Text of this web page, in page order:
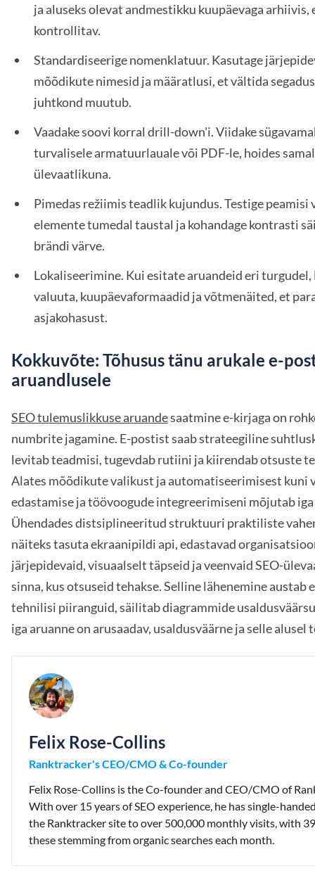
ja aluseks olevat andmestikku kuupäevaga arhiivis,
kontrollitav.
Standardiseerige nomenklatuur. Kasutage
mõõdikute nimesid ja määratlusi, et vältida
juhtkond muutub.
Vaadake soovi korral drill-down'i. Viidake
turvalisele armatuurlauale või PDF-le, hoides
ülevaatlikuna.
Pimedas režiimis teadlik kujundus. Testige peamisi
elemente tumedal taustal ja kohandage kontrasti
brändi värve.
Lokaliseerimine. Kui esitate aruandeid eri
valuuta, kuupäevaformaadid ja võtmenäited, et
asjakohasust.
Kokkuvõte: Tõhusus tänu arukale e-
aruandlusele
SEO tulemuslikkuse aruandesaatmine e-kirjaga on
numbrite jagamine. E-postist saab strateegiline
levitab teadmisi, tugevdab rutiini ja kiirendab otsuste
Alates mõõdikute valikust ja automatiseerimisest kuni
edastamise ja töövoogude integreerimiseni mõjutab
Ühendades distsiplineeritud struktuuri praktiliste
näiteks tasuta ekraanipildi api, edastavad
järjepidevaid, visuaalselt täpseid ja veenvaid SEO-
sinna, kus otsuseid tehakse. Selline lähenemine austab
tehnilisi piiranguid, säilitab diagrammide
iga aruanne on arusaadav, usaldusväärne ja selle alusel
Felix Rose-Collins
Ranktracker's CEO/CMO & Co-founder
Felix Rose-Collins is the Co-founder and CEO/CMO of
With over 15 years of SEO experience, he has single-
the Ranktracker site to over 500,000 monthly visits, with
these stemming from organic searches each month.